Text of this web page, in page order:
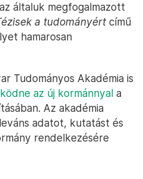
általuk megfogalmazott
a tudományért című
hamarosan
Tudományos Akadémia is
az új kormánnyal a
Az akadémia
adatot, kutatást és
rendelkezésére